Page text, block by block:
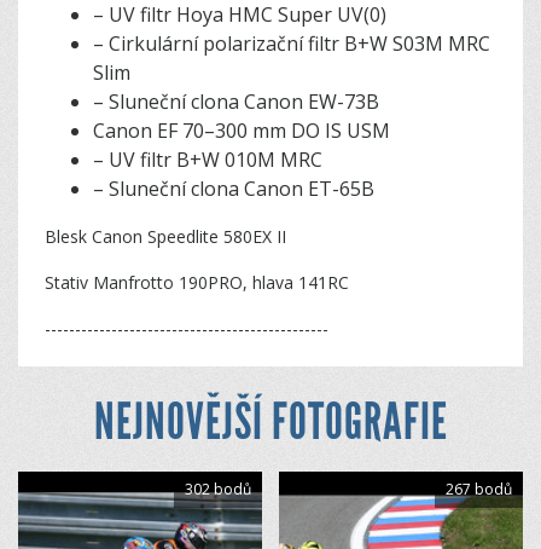
– UV filtr Hoya HMC Super UV(0)
– Cirkulární polarizační filtr B+W S03M MRC
Slim
– Sluneční clona Canon EW-73B
Canon EF 70–300 mm DO IS USM
– UV filtr B+W 010M MRC
– Sluneční clona Canon ET-65B
Blesk Canon Speedlite 580EX II
Stativ Manfrotto 190PRO, hlava 141RC
-----------------------------------------------
NEJNOVĚJŠÍ FOTOGRAFIE
302 bodů 267 bodů